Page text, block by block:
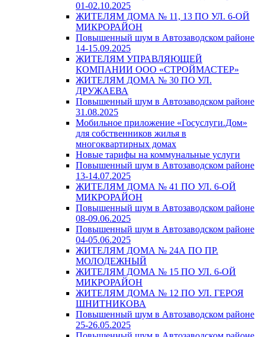
01-02.10.2025
ЖИТЕЛЯМ ДОМА № 11, 13 ПО УЛ. 6-ОЙ
МИКРОРАЙОН
Повышенный шум в Автозаводском районе
14-15.09.2025
ЖИТЕЛЯМ УПРАВЛЯЮЩЕЙ
КОМПАНИИ ООО «СТРОЙМАСТЕР»
ЖИТЕЛЯМ ДОМА № 30 ПО УЛ.
ДРУЖАЕВА
Повышенный шум в Автозаводском районе
31.08.2025
Мобильное приложение «Госуслуги.Дом»
для собственников жилья в
многоквартирных домах
Новые тарифы на коммунальные услуги
Повышенный шум в Автозаводском районе
13-14.07.2025
ЖИТЕЛЯМ ДОМА № 41 ПО УЛ. 6-ОЙ
МИКРОРАЙОН
Повышенный шум в Автозаводском районе
08-09.06.2025
Повышенный шум в Автозаводском районе
04-05.06.2025
ЖИТЕЛЯМ ДОМА № 24А ПО ПР.
МОЛОДЕЖНЫЙ
ЖИТЕЛЯМ ДОМА № 15 ПО УЛ. 6-ОЙ
МИКРОРАЙОН
ЖИТЕЛЯМ ДОМА № 12 ПО УЛ. ГЕРОЯ
ШНИТНИКОВА
Повышенный шум в Автозаводском районе
25-26.05.2025